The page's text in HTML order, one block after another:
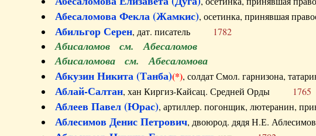
Абесаломова Фекла (Жамкис), осетинка, принявшая
Абильгор Серен, дат. писатель 1782
Абисаломов см. Абесаломов
Абисаломова см. Абесаломова
Абкузин Никита (Танба)(*), солдат Смол. гарнизона,
Аблай-Салтан, хан Киргиз-Кайсац. Средней Орды 1765
Аблеев Павел (Юрас), артиллер. погонщик, лютеранин,
Аблесимов Денис Петрович, двоюрод. дядя Н.Е.